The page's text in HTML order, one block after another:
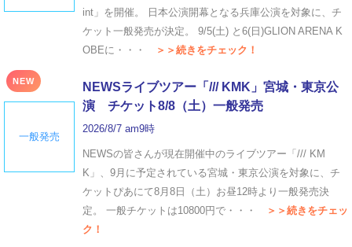
int」を開催。 日本公演開幕となる兵庫公演を対象に、チ
ケット一般発売が決定。 9/5(土) と6(日)GLION ARENA K
OBEに・・・
＞＞続きをチェック！
NEW
一般発売
NEWSライブツアー「/// KMK」宮城・東京公
演 チケット8/8（土）一般発売
2026/8/7 am9時
NEWSの皆さんが現在開催中のライブツアー「/// KM
K」、9月に予定されている宮城・東京公演を対象に、チ
ケットぴあにて8月8日（土）お昼12時より一般発売決
定。 一般チケットは10800円で・・・
＞＞続きをチェッ
ク！